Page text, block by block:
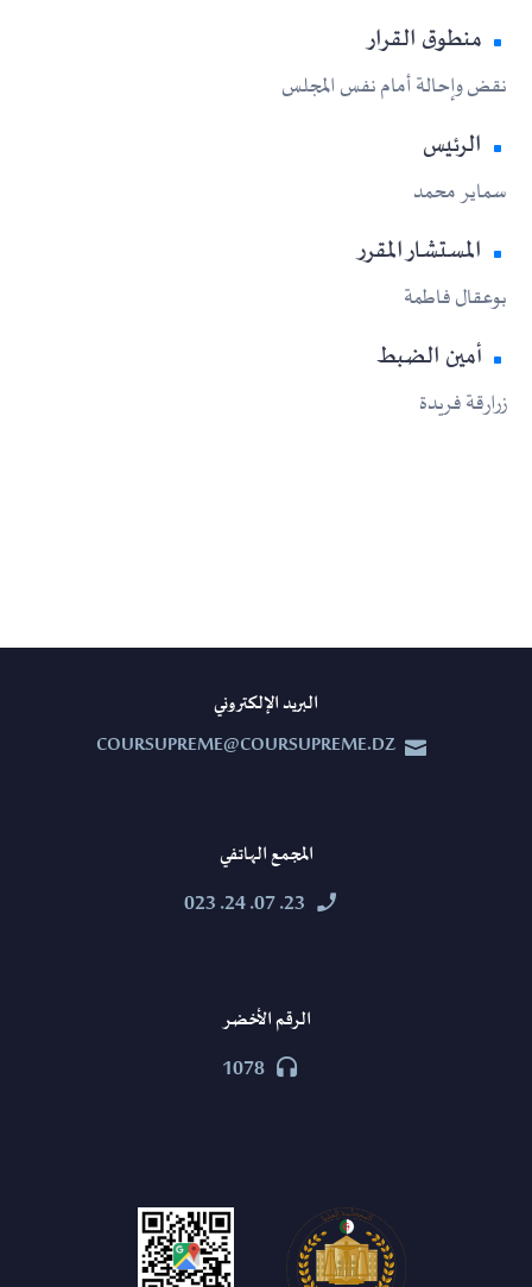
منطوق القرار
نقض وإحالة أمام نفس المجلس
الرئيس
سماير محمد
المستشار المقرر
بوعقال فاطمة
أمين الضبط
زرارقة فريدة
البريد الإلكتروني


COURSUPREME@COURSUPREME.DZ
المجمع الهاتفي


23. 07. 24. 023
الرقم الأخضر


1078